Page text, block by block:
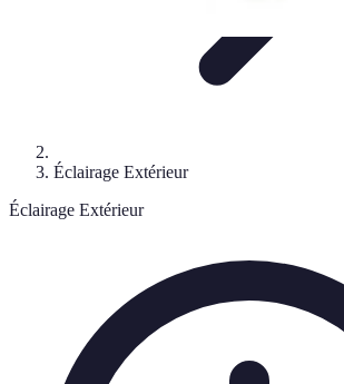
Éclairage Extérieur
Éclairage Extérieur